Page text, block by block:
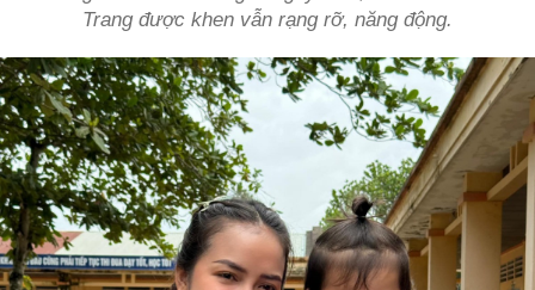
Trang được khen vẫn rạng rỡ, năng động.